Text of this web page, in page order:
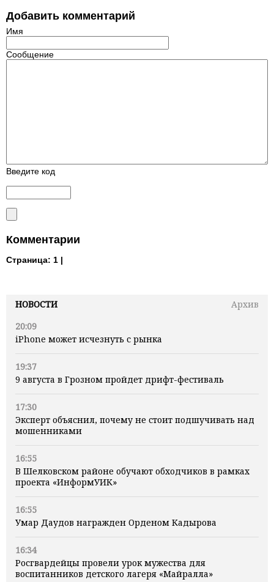
НОВОСТИ
Архив
20:09
iPhone может исчезнуть с рынка
19:37
9 августа в Грозном пройдет дрифт-фестиваль
17:30
Эксперт объяснил, почему не стоит подшучивать над
мошенниками
16:55
В Шелковском районе обучают обходчиков в рамках
проекта «ИнформУИК»
16:55
Умар Даудов награжден Орденом Кадырова
16:34
Росгвардейцы провели урок мужества для
воспитанников детского лагеря «Майралла»
Добавить комментарий
Имя
Сообщение
Введите код
Комментарии
Страница: 1 |